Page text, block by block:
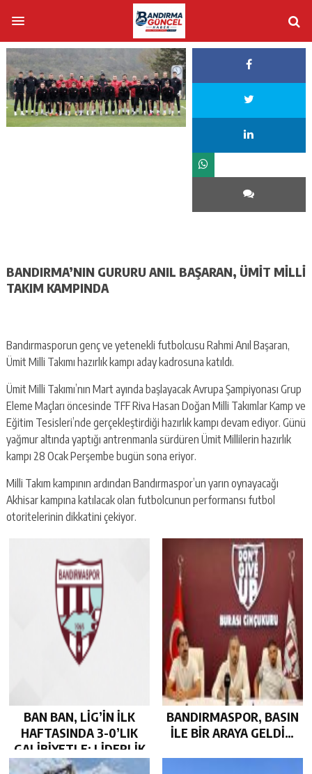
BANDIRMA’NIN GURURU ANIL BAŞARAN, ÜMİT MİLLİ
TAKIM KAMPINDA
Bandırmasporun genç ve yetenekli futbolcusu Rahmi Anıl Başaran,
Ümit Milli Takımı hazırlık kampı aday kadrosuna katıldı.
Ümit Milli Takımı’nın Mart ayında başlayacak Avrupa Şampiyonası Grup
Eleme Maçları öncesinde TFF Riva Hasan Doğan Milli Takımlar Kamp ve
Eğitim Tesisleri’nde gerçekleştirdiği hazırlık kampı devam ediyor. Günü
yağmur altında yaptığı antrenmanla sürdüren Ümit Millilerin hazırlık
kampı 28 Ocak Perşembe bugün sona eriyor.
Milli Takım kampının ardından Bandırmaspor’un yarın oynayacağı
Akhisar kampına katılacak olan futbolcunun performansı futbol
otoritelerinin dikkatini çekiyor.
BAN BAN, LİG’İN İLK
HAFTASINDA 3-0’LIK
GALİBİYETLE; LİDERLİK
KOLTUĞUNDA…
BANDIRMASPOR, BASIN
İLE BİR ARAYA GELDİ…